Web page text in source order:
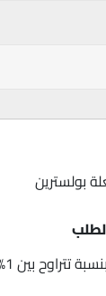
بولسترين
بين 1% حتى 10%